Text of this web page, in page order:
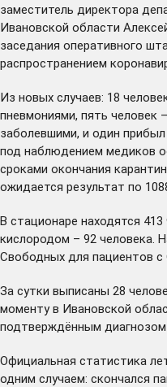
заместитель директора
Ивановской области
заседания оперативного
распространением
Из новых случаев: 18
пневмониями, пять человек
заболевшими, и один
под наблюдением медиков
сроками окончания
ожидается результат по
В стационаре находятся
кислородом – 92 человека.
Свободных для пациентов с
За сутки выписаны 28
моменту в Ивановской
подтверждённым диагнозом
Официальная статистика
одним случаем: скончался